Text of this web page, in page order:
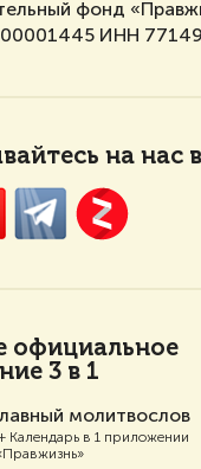
фонд
ИНН
на нас
официальное
3 в 1
молитвослов
Календарь в 1 приложении